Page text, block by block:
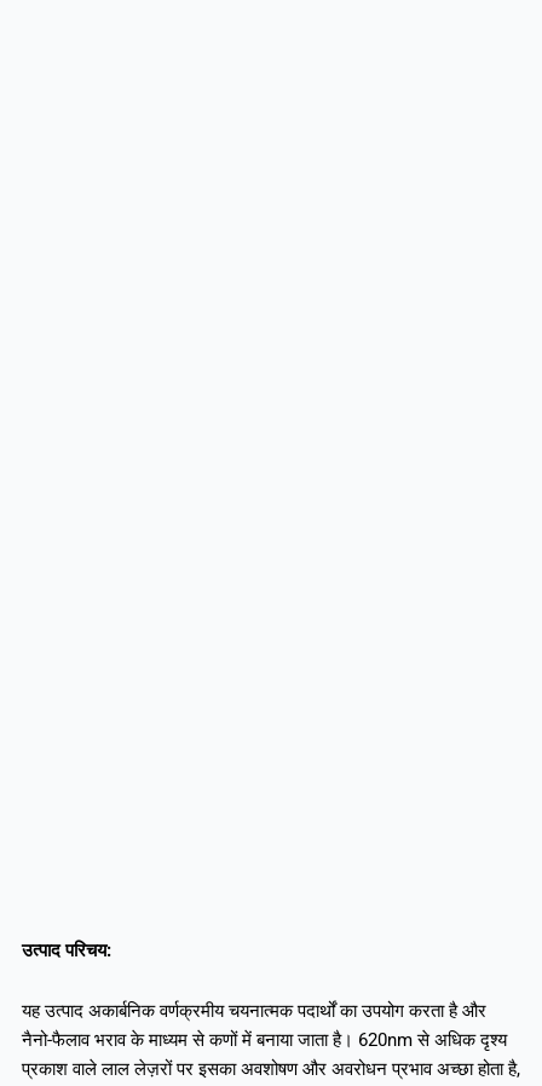
उत्पाद परिचय:
यह उत्पाद अकार्बनिक वर्णक्रमीय चयनात्मक पदार्थों का उपयोग करता है और
नैनो-फैलाव भराव के माध्यम से कणों में बनाया जाता है। 620nm से अधिक दृश्य
प्रकाश वाले लाल लेज़रों पर इसका अवशोषण और अवरोधन प्रभाव अच्छा होता है,